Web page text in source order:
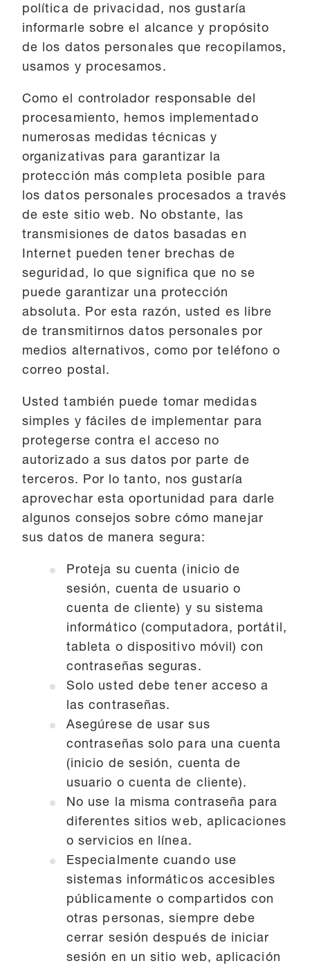
política de privacidad, nos gustaría
informarle sobre el alcance y propósito
de los datos personales que recopilamos,
usamos y procesamos.
Como el controlador responsable del
procesamiento, hemos implementado
numerosas medidas técnicas y
organizativas para garantizar la
protección más completa posible para
los datos personales procesados a través
de este sitio web. No obstante, las
transmisiones de datos basadas en
Internet pueden tener brechas de
seguridad, lo que significa que no se
puede garantizar una protección
absoluta. Por esta razón, usted es libre
de transmitirnos datos personales por
medios alternativos, como por teléfono o
correo postal.
Usted también puede tomar medidas
simples y fáciles de implementar para
protegerse contra el acceso no
autorizado a sus datos por parte de
terceros. Por lo tanto, nos gustaría
aprovechar esta oportunidad para darle
algunos consejos sobre cómo manejar
sus datos de manera segura:
Proteja su cuenta (inicio de
sesión, cuenta de usuario o
cuenta de cliente) y su sistema
informático (computadora, portátil,
tableta o dispositivo móvil) con
contraseñas seguras.
Solo usted debe tener acceso a
las contraseñas.
Asegúrese de usar sus
contraseñas solo para una cuenta
(inicio de sesión, cuenta de
usuario o cuenta de cliente).
No use la misma contraseña para
diferentes sitios web, aplicaciones
o servicios en línea.
Especialmente cuando use
sistemas informáticos accesibles
públicamente o compartidos con
otras personas, siempre debe
cerrar sesión después de iniciar
sesión en un sitio web, aplicación